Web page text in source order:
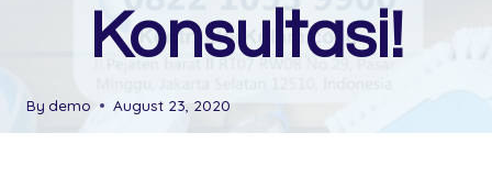
Konsultasi!
By demo August 23, 2020